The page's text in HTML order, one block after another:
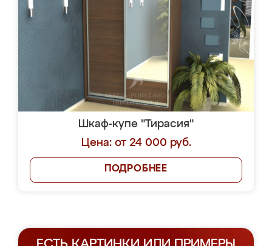
Шкаф-купе "Тирасия"
Цена: от 24 000 руб.
ПОДРОБНЕЕ